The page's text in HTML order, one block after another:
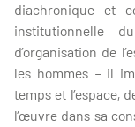
diachronique et
institutionnelle
d’organisation de
les hommes – il
temps et l’espace,
l’œuvre dans sa